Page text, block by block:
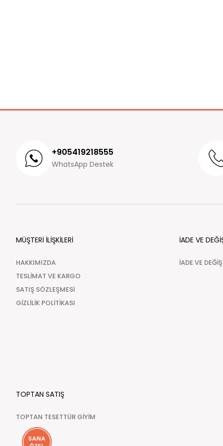
+905419218555
WhatsApp Destek
MÜŞTERİ İLİŞKİLERİ
HAKKIMIZDA
TESLİMAT VE KARGO
SATIŞ SÖZLEŞMESİ
GİZLİLİK POLİTİKASI
İADE VE
İADE VE
TOPTAN SATIŞ
TOPTAN TESETTÜR GİYİM